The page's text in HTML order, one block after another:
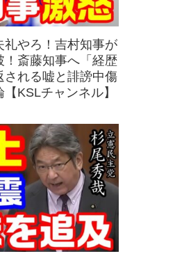
礼やろ！吉村知事が
斎藤知事へ「経歴
れる嘘と誹謗中傷
KSLチャンネル】